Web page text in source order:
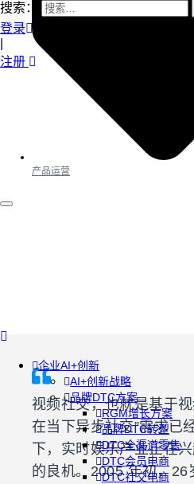
搜索：
登录
注册
企业AI+创新
AI+创新战略
品牌DTC方案
RGM增长方案
品牌DTC转型
DTC全渠道零售
DTC会员电商
DTC社交电商
产品运营
视频社交，也就是基于
在当下异步社交”需求已
下，实时娱乐产业正在
的良机。2005 年初，26